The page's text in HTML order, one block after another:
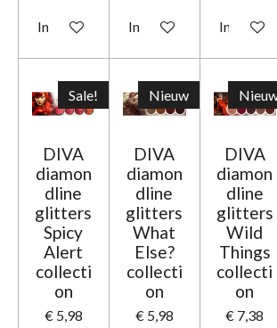
In winkelwagenIn winkelwagenIn
Sale!
DIVA
diamon
dline
glitters
Spicy
Alert
collecti
on
€ 5,98
Nieuw
DIVA
diamon
dline
glitters
What
Else?
collecti
on
€ 5,98
DIVA
diamon
dline
glitters
Wild
Things
collecti
on
€ 7,38